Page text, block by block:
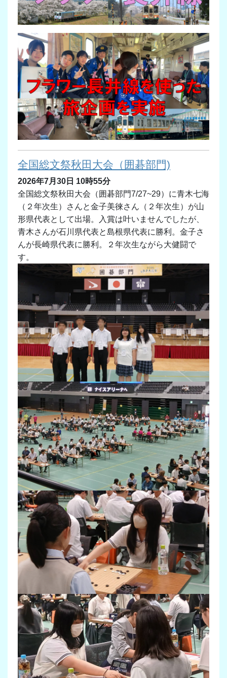
全国総文祭秋田大会（囲碁部門)
2026年7月30日 10時55分
全国総文祭秋田大会（囲碁部門7/27~29）に青木七海
（２年次生）さんと金子美徠さん（２年次生）が山
形県代表として出場。入賞は叶いませんでしたが、
青木さんが石川県代表と島根県代表に勝利。金子さ
んが長崎県代表に勝利。２年次生ながら大健闘で
す。